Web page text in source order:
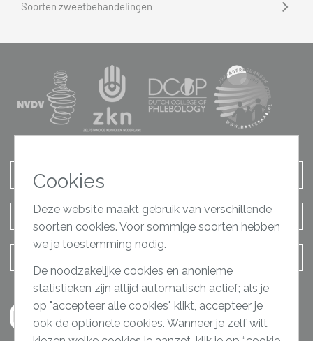
Soorten zweetbehandelingen
Afspraak maken
Terugbel verzoek
Cookies
Deze website maakt gebruik van verschillende
soorten cookies. Voor sommige soorten hebben
we je toestemming nodig.
De noodzakelijke cookies en anonieme
statistieken zijn altijd automatisch actief; als je
op "accepteer alle cookies" klikt, accepteer je
ook de optionele cookies. Wanneer je zelf wilt